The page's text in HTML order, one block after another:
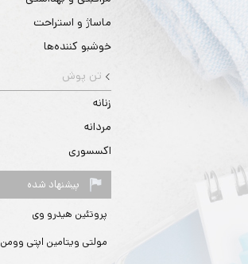
ماساژ و استراحت
خوشبو کننده‌ها
تن پوش
زنانه
مردانه
اکسسوری
پیشنهاد شده
پروتئین هیدرو وی
مولتی ویتامین اپتی وومن